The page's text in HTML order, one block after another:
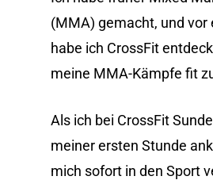
(MMA) gemacht, und vor
habe ich CrossFit
meine MMA-Kämpfe fit
Als ich bei CrossFit
meiner ersten Stunde
mich sofort in den Sport